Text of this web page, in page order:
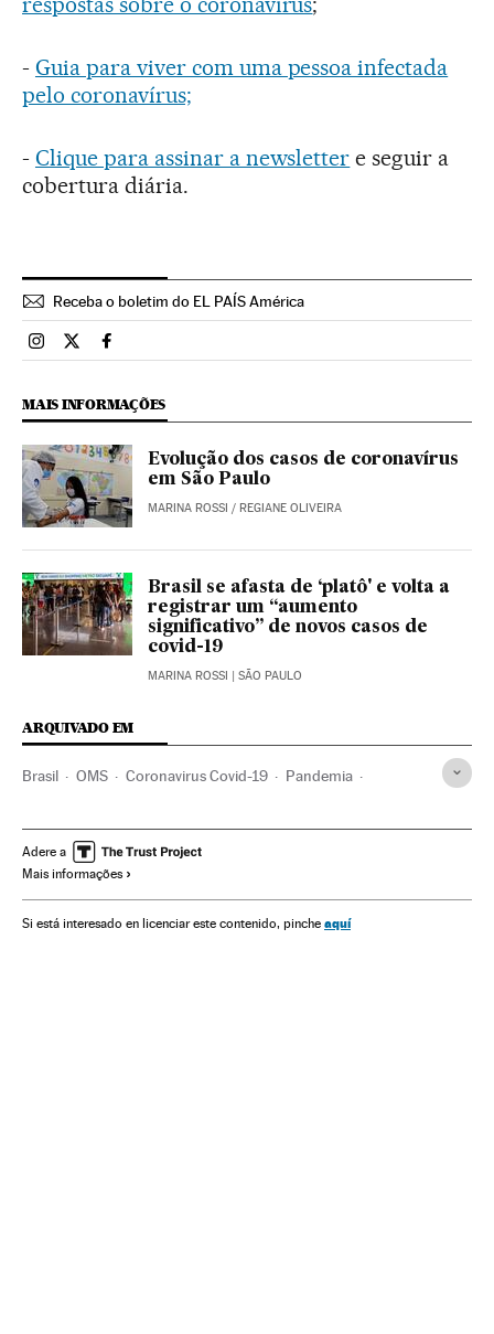
- Guia para viver com uma pessoa infectada
pelo coronavírus;
- Clique para assinar a newsletter e seguir a
cobertura diária.
Receba o boletim do EL PAÍS América
Brasil El País Brasil en Instagram
Brasil El País Brasil en Twitter
Brasil El País Brasil en Facebook
MAIS INFORMAÇÕES
Evolução dos casos de coronavírus
em São Paulo
MARINA ROSSI / REGIANE OLIVEIRA
Brasil se afasta de ‘platô' e volta a
registrar um “aumento
significativo” de novos casos de
covid-19
MARINA ROSSI | SÃO PAULO
ARQUIVADO EM
Brasil OMS Coronavirus Covid-19 Pandemia
Ministério Saúde São Paulo
João Doria Júnior
Adere a
Mais informações
Si está interesado en licenciar este contenido, pinche aquí